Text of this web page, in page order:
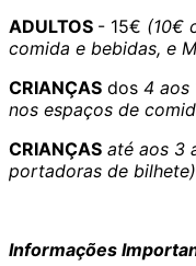
ADULTOS - 15€ (10€
comida e bebidas, e
CRIANÇAS dos 4 aos
nos espaços de
CRIANÇAS até aos 3
portadoras de bilhete)
Informações